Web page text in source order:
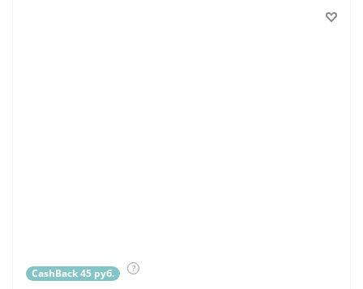
CashBack 45 руб. ?